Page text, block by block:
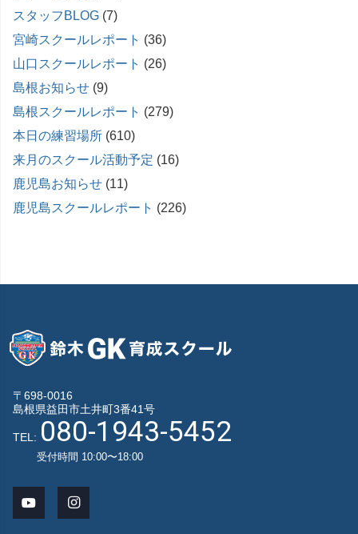
スタッフBLOG (7)
宮崎スクールレポート (36)
山口スクールレポート (26)
島根お知らせ (9)
島根スクールレポート (279)
本日の練習場所 (610)
来月のスクール活動予定 (16)
鹿児島お知らせ (11)
鹿児島スクールレポート (226)
〒698-0016
島根県益田市土井町3番41号
TEL: 080-1943-5452
受付時間 10:00〜18:00